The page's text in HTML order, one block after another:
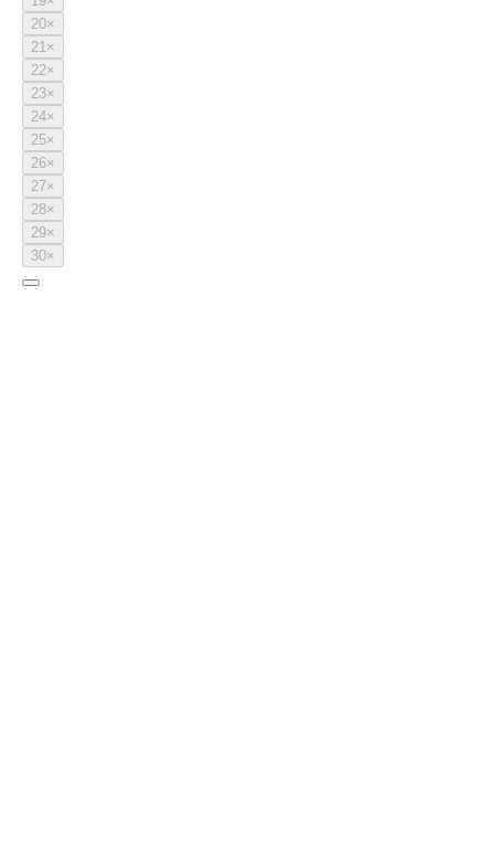
20×
21×
22×
23×
24×
25×
26×
27×
28×
29×
30×